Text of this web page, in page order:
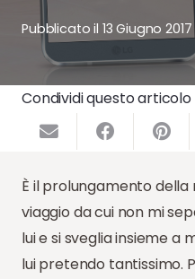
Pubblicato il 13 Giugno 2017
Condividi questo articolo
È il prolungamento
viaggio da cui non mi
lui e si sveglia insieme a
lui pretendo tantissimo.